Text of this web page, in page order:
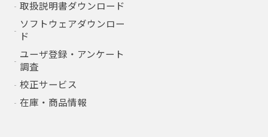
取扱説明書ダウンロード
ソフトウェアダウンロー
ド
ユーザ登録・アンケート
調査
校正サービス
在庫・商品情報